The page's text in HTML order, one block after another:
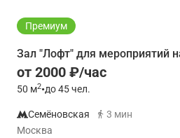
Премиум
Зал "Лофт" для мероприятий
от 2000 ₽/час
50 м2•до 45 чел.
Семёновская
3 мин
Москва